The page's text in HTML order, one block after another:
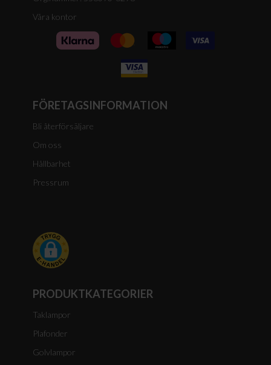
Våra kontor
FÖRETAGSINFORMATION
Bli återförsäljare
Om oss
Hållbarhet
Pressrum
PRODUKTKATEGORIER
Taklampor
Plafonder
Golvlampor